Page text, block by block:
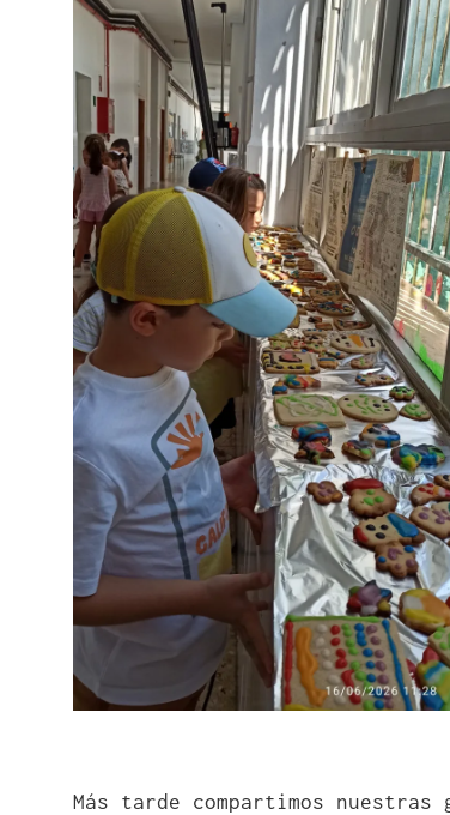
Más tarde compartimos